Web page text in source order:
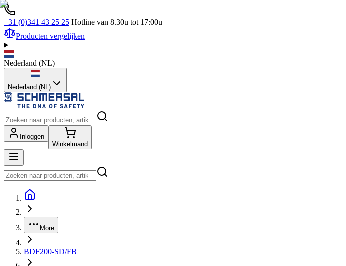
+31 (0)341 43 25 25 Hotline van 8.30u tot 17:00u
Producten vergelijken
Nederland (NL)
Nederland (NL)
Inloggen
Winkelmand
More
BDF200-SD/FB